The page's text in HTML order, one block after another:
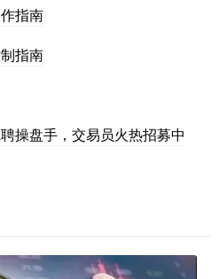
指南
指南
操盘手，交易员火热招募中